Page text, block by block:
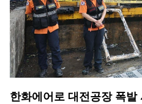
한화에어로 대전공장 폭